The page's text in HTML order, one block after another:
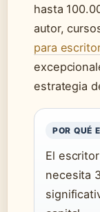
hasta
autor,
para
estrategia
POR QUÉ
El
necesita